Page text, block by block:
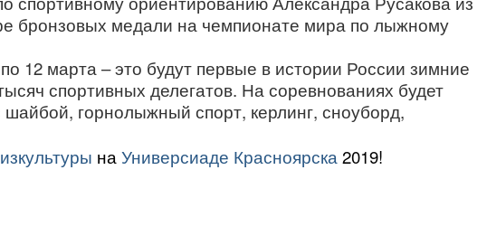
бронзовых медали на чемпионате мира по лыжному
12 марта – это будут первые в истории России зимние
спортивных делегатов. На соревнованиях будет
шайбой, горнолыжный спорт, керлинг, сноуборд,
наУниверсиаде Красноярска2019!